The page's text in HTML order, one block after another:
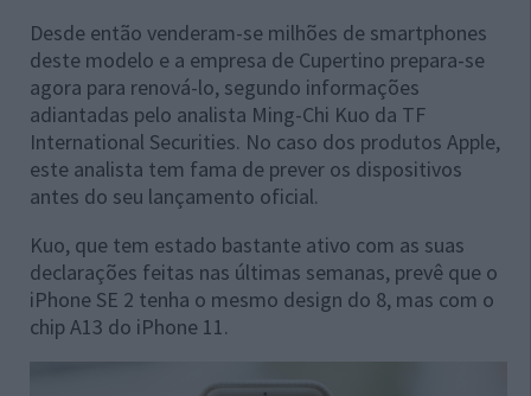
Desde então venderam-se milhões de smartphones
deste modelo e a empresa de Cupertino prepara-se
agora para renová-lo, segundo informações
adiantadas pelo analista Ming-Chi Kuo da TF
International Securities. No caso dos produtos Apple,
este analista tem fama de prever os dispositivos
antes do seu lançamento oficial.
Kuo, que tem estado bastante ativo com as suas
declarações feitas nas últimas semanas, prevê que o
iPhone SE 2 tenha o mesmo design do 8, mas com o
chip A13 do iPhone 11.